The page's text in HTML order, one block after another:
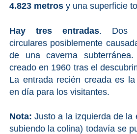
4.823 metrosy una superficie
Hay tres entradas. Dos
circulares posiblemente
de una caverna
creado en 1960 tras el
La entrada recién creada es
en día para los visitantes.
Nota: Justo a la izquierda de la
subiendo la colina) todavía se